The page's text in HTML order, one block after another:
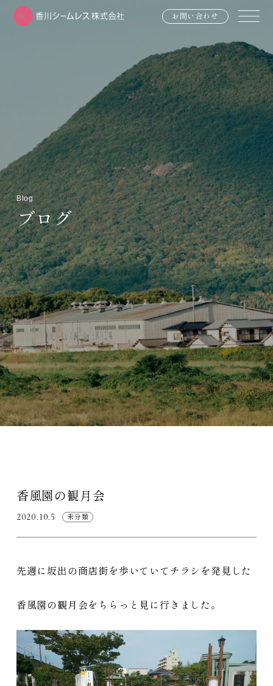
お問い合わせ
Blog
ブログ
香風園の観月会
2020.10.5 未分類
先週に坂出の商店街を歩いていてチラシを発見した
香風園の観月会をちらっと見に行きました。